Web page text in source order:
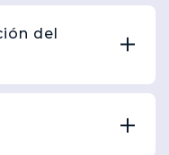
del